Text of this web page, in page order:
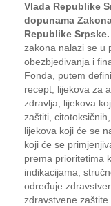
Vlada Republike
dopunama
Republike Srpske.
zakona nalazi se u
obezbjeđivanja i
Fonda, putem
recept, lijekova za
zdravlja, lijekova
zaštiti,
lijekova koji će se
koji će se
prema prioritetima
indikacijama,
određuje
zdravstvene